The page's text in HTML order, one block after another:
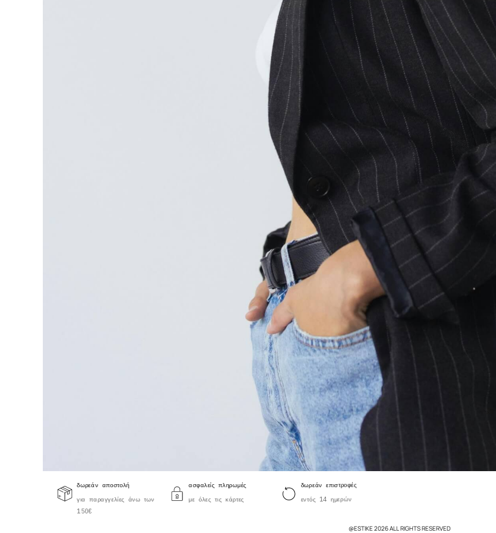
δωρεάν αποστολή
για παραγγελίες άνω των
150€
ασφαλείς πληρωμές
με όλες τις κάρτες
δωρεάν επιστροφές
εντός 14 ημερών
@ESTIKE 2026 ALL RIGHTS RESERVED